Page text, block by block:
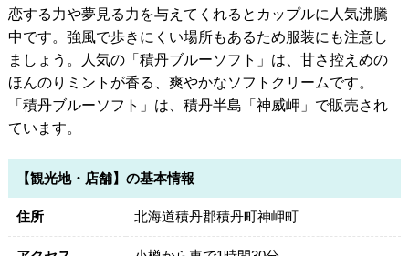
恋する力や夢見る力を与えてくれるとカップルに人気沸騰
中です。強風で歩きにくい場所もあるため服装にも注意し
ましょう。人気の「積丹ブルーソフト」は、甘さ控えめの
ほんのりミントが香る、爽やかなソフトクリームです。
「積丹ブルーソフト」は、積丹半島「神威岬」で販売され
ています。
【観光地・店舗】の基本情報
住所 北海道積丹郡積丹町神岬町